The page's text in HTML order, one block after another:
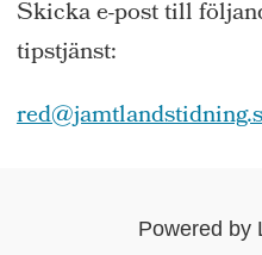
Skicka e-post till
tipstjänst:
Powered by